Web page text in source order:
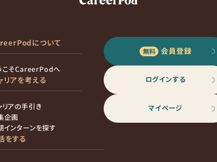
について
こそCareerPodへ
リアを考える
リアの手引き
企画
インターンを探す
をする
会員登録
ログインする
マイページ